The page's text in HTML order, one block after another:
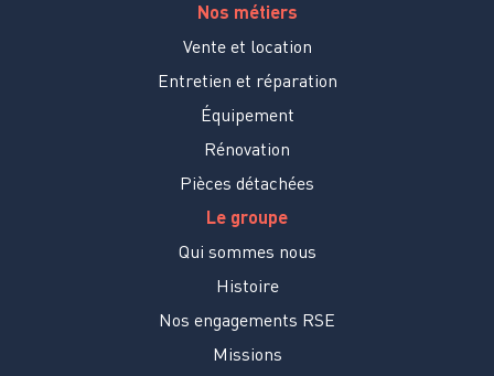
Nos métiers
Vente et location
Entretien et réparation
Équipement
Rénovation
Pièces détachées
Le groupe
Qui sommes nous
Histoire
Nos engagements RSE
Missions